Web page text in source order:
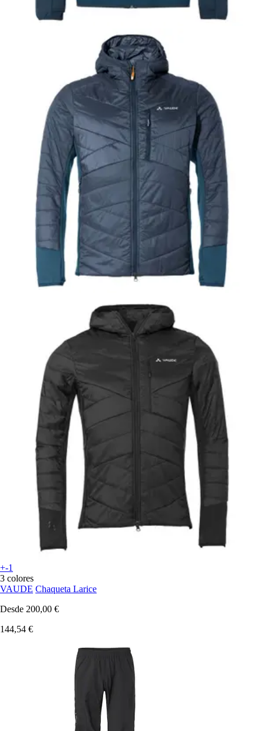
+-1
3 colores
VAUDE Chaqueta Larice
Desde 200,00 €
144,54 €